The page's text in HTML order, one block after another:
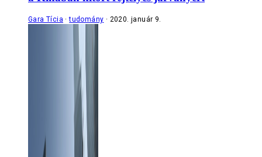
Gara Tícia tudomány 2020. január 9.